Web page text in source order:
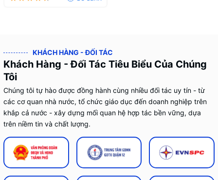
KHÁCH HÀNG - ĐỐI TÁC
Khách Hàng - Đối Tác Tiêu Biểu Của Chúng
Tôi
Chúng tôi tự hào được đồng hành cùng nhiều đối tác uy tín - từ
các cơ quan nhà nước, tổ chức giáo dục đến doanh nghiệp trên
khắp cả nước - xây dựng mối quan hệ hợp tác bền vững, dựa
trên niềm tin và chất lượng.